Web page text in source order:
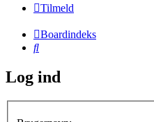
Tilmeld
Boardindeks
Søg
Log ind